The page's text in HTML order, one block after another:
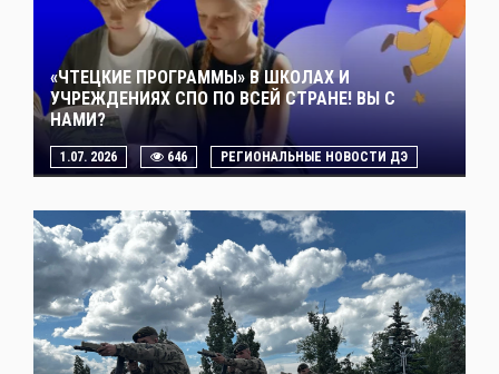
«ЧТЕЦКИЕ ПРОГРАММЫ» В ШКОЛАХ И
УЧРЕЖДЕНИЯХ СПО ПО ВСЕЙ СТРАНЕ! ВЫ С
НАМИ?
1.07. 2026 646 РЕГИОНАЛЬНЫЕ НОВОСТИ ДЭ